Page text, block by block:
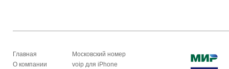
Главная
О компании
Московский номер
voip для iPhone